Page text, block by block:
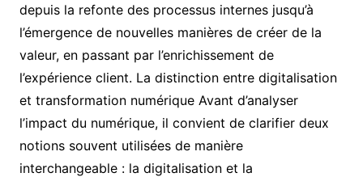
depuis la refonte des processus internes jusqu’à
l’émergence de nouvelles manières de créer de la
valeur, en passant par l’enrichissement de
l’expérience client. La distinction entre digitalisation
et transformation numérique Avant d’analyser
l’impact du numérique, il convient de clarifier deux
notions souvent utilisées de manière
interchangeable : la digitalisation et la